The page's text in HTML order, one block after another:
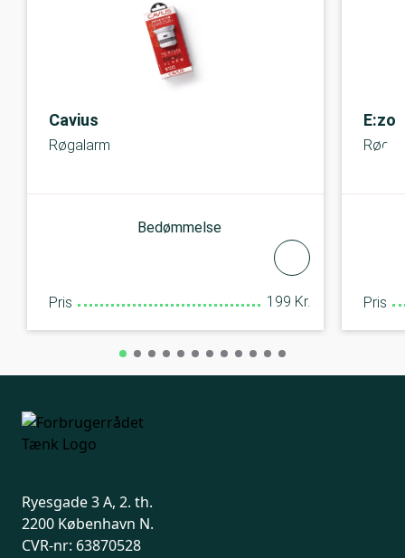
Cavius
Røgalarm
Bedømmelse
Pris 199 Kr.
E:zo
Pris
Ryesgade 3 A, 2. th.
2200 København N.
CVR-nr: 63870528